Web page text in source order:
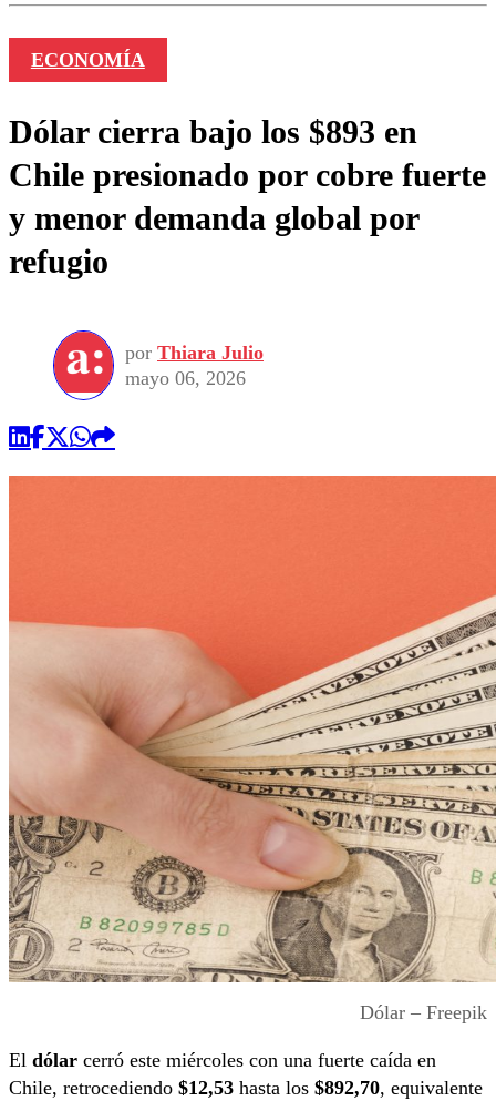
ECONOMÍA
Dólar cierra bajo los $893 en
Chile presionado por cobre fuerte
y menor demanda global por
refugio
por Thiara Julio
mayo 06, 2026
Dólar – Freepik
El dólar cerró este miércoles con una fuerte caída en
Chile, retrocediendo $12,53 hasta los $892,70, equivalente